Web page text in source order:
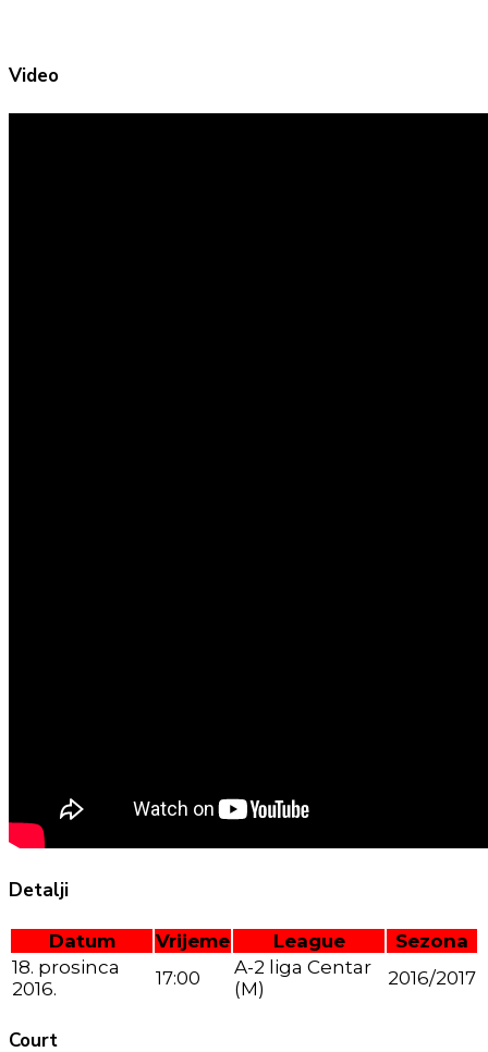
Video
Detalji
Datum Vrijeme League
Sezona
18. prosinca
2016.
17:00
A-2 liga Centar
(M)
2016/2017
Court